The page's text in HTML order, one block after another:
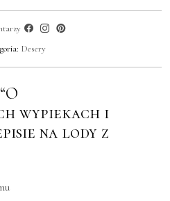
Desery
wypiekach i
na lody z